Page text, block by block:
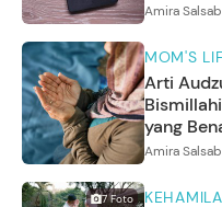
Amira
MOM'S
Arti
yang
Amira
7Foto